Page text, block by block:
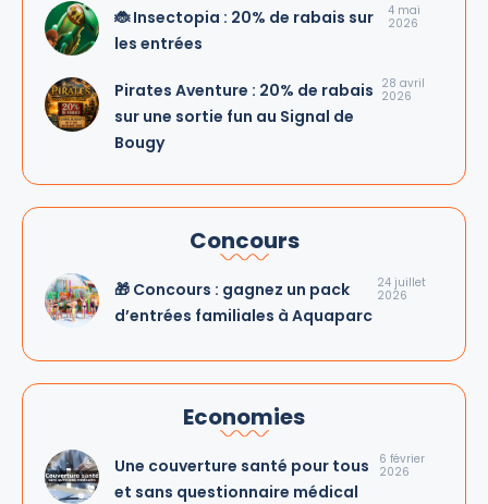
🐞 Insectopia : 20% de rabais sur
les entrées
4 mai
2026
Pirates Aventure : 20% de rabais
sur une sortie fun au Signal de
Bougy
28 avril
2026
Concours
🎁 Concours : gagnez un pack
d’entrées familiales à Aquaparc
24 juillet
2026
Economies
Une couverture santé pour tous
et sans questionnaire médical
6 février
2026